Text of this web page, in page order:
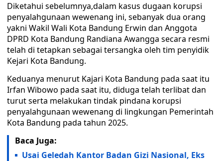
Diketahui sebelumnya,dalam kasus dugaan korupsi
penyalahgunaan wewenang ini, sebanyak dua orang
yakni Wakil Wali Kota Bandung Erwin dan Anggota
DPRD Kota Bandung Randiana Awangga secara resmi
telah di tetapkan sebagai tersangka oleh tim penyidik
Kejari Kota Bandung.
Keduanya menurut Kajari Kota Bandung pada saat itu
Irfan Wibowo pada saat itu, diduga telah terlibat dan
turut serta melakukan tindak pindana korupsi
penyalahgunaan wewenang di lingkungan Pemerintah
Kota Bandung pada tahun 2025.
Baca Juga:
Usai Geledah Kantor Badan Gizi Nasional, Eks